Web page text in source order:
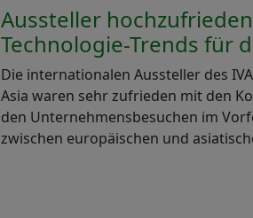
Aussteller
Technologie-Trends für
Die internationalen Aussteller des
Asia waren sehr zufrieden mit den
den Unternehmensbesuchen im
zwischen europäischen und